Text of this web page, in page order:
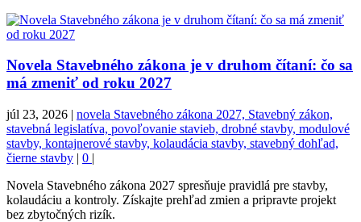
Novela Stavebného zákona je v druhom čítaní: čo sa
má zmeniť od roku 2027
júl 23, 2026 | novela Stavebného zákona 2027, Stavebný zákon,
stavebná legislatíva, povoľovanie stavieb, drobné stavby, modulové
stavby, kontajnerové stavby, kolaudácia stavby, stavebný dohľad,
čierne stavby | 0 |
Novela Stavebného zákona 2027 spresňuje pravidlá pre stavby,
kolaudáciu a kontroly. Získajte prehľad zmien a pripravte projekt
bez zbytočných rizík.